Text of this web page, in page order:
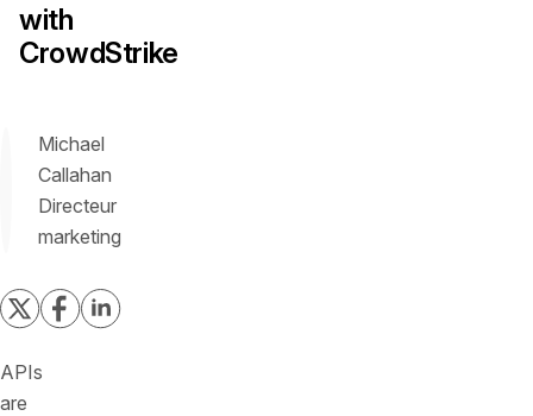
with
CrowdStrike
Michael
Callahan
Directeur
marketing
APIs
are